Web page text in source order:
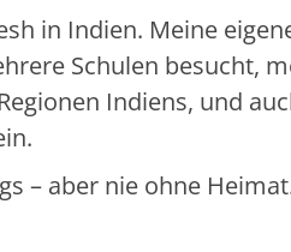
in Indien. Meine
Schulen besucht,
Indiens, und
– aber nie ohne